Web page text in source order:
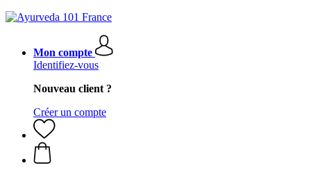
Mon compte
Identifiez-vous
Nouveau client ?
Créer un compte